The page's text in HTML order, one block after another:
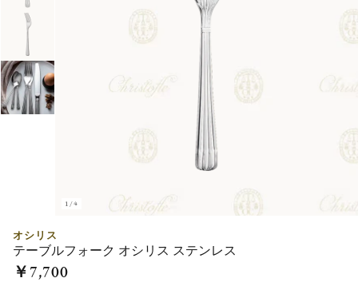
1/4
オシリス
テーブルフォーク オシリス ステンレス
￥7,700